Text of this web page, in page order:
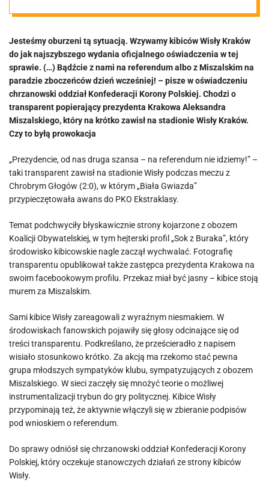
wydała
oświadczenie.
„Szczególnie
smutne i
żenujące”
Jesteśmy oburzeni tą sytuacją. Wzywamy kibiców Wisły Kraków
do jak najszybszego wydania oficjalnego oświadczenia w tej
sprawie. (…) Bądźcie z nami na referendum albo z Miszalskim na
paradzie zboczeńców dzień wcześniej! – pisze w oświadczeniu
chrzanowski oddział Konfederacji Korony Polskiej. Chodzi o
transparent popierający prezydenta Krakowa Aleksandra
Miszalskiego, który na krótko zawisł na stadionie Wisły Kraków.
Czy to byłą prowokacja
„Prezydencie, od nas druga szansa – na referendum nie idziemy!” –
taki transparent zawisł na stadionie Wisły podczas meczu z
Chrobrym Głogów (2:0), w którym „Biała Gwiazda”
przypieczętowała awans do PKO Ekstraklasy.
Temat podchwyciły błyskawicznie strony kojarzone z obozem
Koalicji Obywatelskiej, w tym hejterski profil „Sok z Buraka”, który
środowisko kibicowskie nagle zaczął wychwalać. Fotografię
transparentu opublikował także zastępca prezydenta Krakowa na
swoim facebookowym profilu. Przekaz miał być jasny – kibice stoją
murem za Miszalskim.
Sami kibice Wisły zareagowali z wyraźnym niesmakiem. W
środowiskach fanowskich pojawiły się głosy odcinające się od
treści transparentu. Podkreślano, że prześcieradło z napisem
wisiało stosunkowo krótko. Za akcją ma rzekomo stać pewna
grupa młodszych sympatyków klubu, sympatyzujących z obozem
Miszalskiego. W sieci zaczęły się mnożyć teorie o możliwej
instrumentalizacji trybun do gry politycznej. Kibice Wisły
przypominają też, że aktywnie włączyli się w zbieranie podpisów
pod wnioskiem o referendum.
Do sprawy odniósł się chrzanowski oddział Konfederacji Korony
Polskiej, który oczekuje stanowczych działań ze strony kibiców
Wisły.